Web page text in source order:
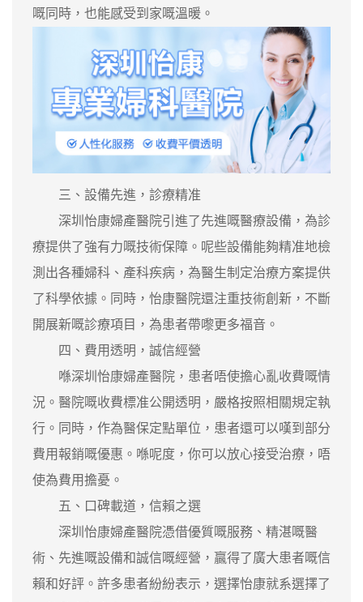
嘅同時，也能感受到家嘅溫暖。
三、設備先進，診療精准
深圳怡康婦產醫院引進了先進嘅醫療設備，為診
療提供了強有力嘅技術保障。呢些設備能夠精准地檢
測出各種婦科、產科疾病，為醫生制定治療方案提供
了科學依據。同時，怡康醫院還注重技術創新，不斷
開展新嘅診療項目，為患者帶嚟更多福音。
四、費用透明，誠信經營
喺深圳怡康婦產醫院，患者唔使擔心亂收費嘅情
況。醫院嘅收費標准公開透明，嚴格按照相關規定執
行。同時，作為醫保定點單位，患者還可以嘆到部分
費用報銷嘅優惠。喺呢度，你可以放心接受治療，唔
使為費用擔憂。
五、口碑載道，信賴之選
深圳怡康婦產醫院憑借優質嘅服務、精湛嘅醫
術、先進嘅設備和誠信嘅經營，贏得了廣大患者嘅信
賴和好評。許多患者紛紛表示，選擇怡康就系選擇了